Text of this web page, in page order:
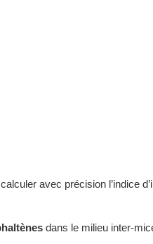
avec précision l’indice
dans le milieu inter-